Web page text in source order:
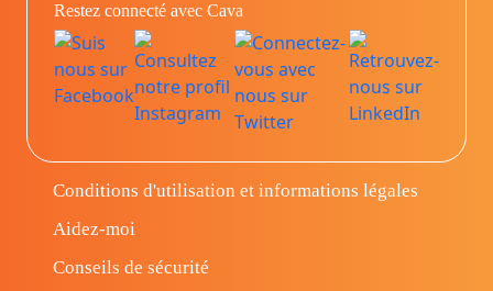
Restez connecté avec Cava
Conditions d'utilisation et informations légales
Aidez-moi
Conseils de sécurité